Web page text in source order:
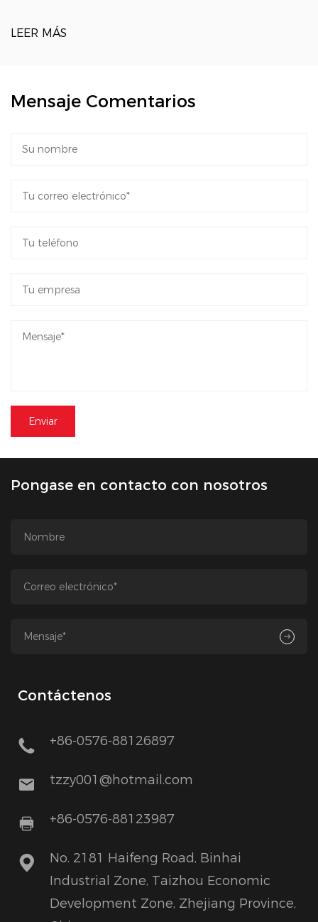
LEER MÁS
Mensaje Comentarios
Pongase en contacto con nosotros
Contáctenos
+86-0576-88126897
tzzy001@hotmail.com
+86-0576-88123987
No. 2181 Haifeng Road, Binhai
Industrial Zone, Taizhou Economic
Development Zone, Zhejiang Province,